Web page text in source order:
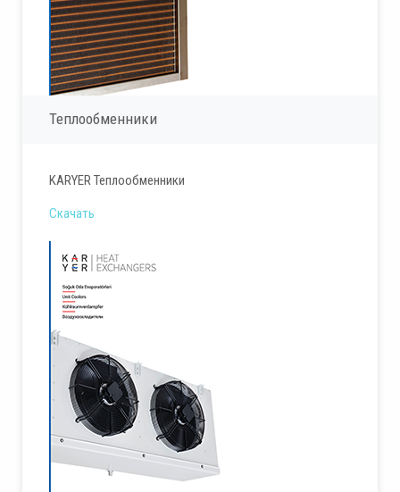
Теплообменники
KARYER Теплообменники
Скачать